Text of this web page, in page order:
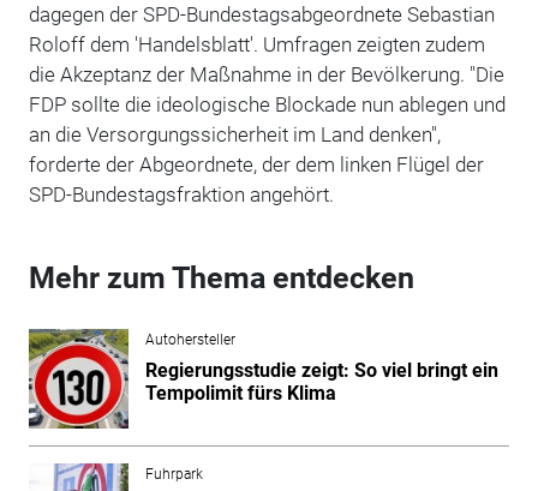
dagegen der SPD-Bundestagsabgeordnete Sebastian
Roloff dem 'Handelsblatt'. Umfragen zeigten zudem
die Akzeptanz der Maßnahme in der Bevölkerung. "Die
FDP sollte die ideologische Blockade nun ablegen und
an die Versorgungssicherheit im Land denken",
forderte der Abgeordnete, der dem linken Flügel der
SPD-Bundestagsfraktion angehört.
Mehr zum Thema entdecken
Autohersteller
Regierungsstudie zeigt: So viel bringt ein
Tempolimit fürs Klima
Fuhrpark